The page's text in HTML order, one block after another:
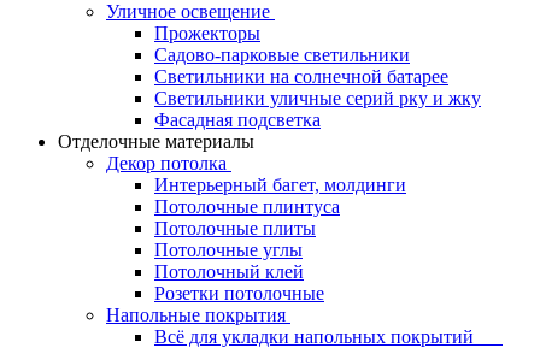
Уличное освещение
Прожекторы
Садово-парковые светильники
Светильники на солнечной батарее
Светильники уличные серий рку и жку
Фасадная подсветка
Отделочные материалы
Декор потолка
Интерьерный багет, молдинги
Потолочные плинтуса
Потолочные плиты
Потолочные углы
Потолочный клей
Розетки потолочные
Напольные покрытия
Всё для укладки напольных покрытий